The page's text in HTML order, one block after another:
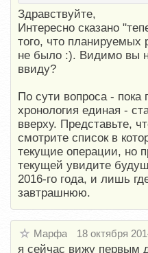
Здравствуйте,
Интересно сказано
того, что
не было :). Видимо вы
ввиду?
По сути вопроса -
хронология единая -
вверху. Представьте,
смотрите список в
текущие операции, но
текущей увидите
2016-го года, и лишь
завтрашнюю.
Марфа 18 октября
я сейчас вижу первым